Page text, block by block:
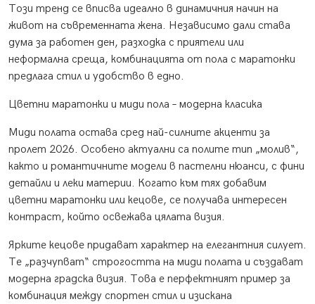
Този тренд се вписва идеално в динамичния начин на
живот на съвременната жена. Независимо дали става
дума за работен ден, разходка с приятели или
неформална среща, комбинацията от пола с маратонки
предлага стил и удобство в едно.
Цветни маратонки и миди пола – модерна класика
Миди полата остава сред най-силните акценти за
пролет 2026. Особено актуални са полите тип „молив“,
както и романтичните модели в пастелни нюанси, с фини
детайли и леки материи. Когато към тях добавим
цветни маратонки или кецове, се получава интересен
контраст, който освежава цялата визия.
Ярките кецове придават характер на елегантния силует.
Те „разчупват“ строгостта на миди полата и създават
модерна градска визия. Това е перфектният пример за
комбинация между спортен стил и изискана